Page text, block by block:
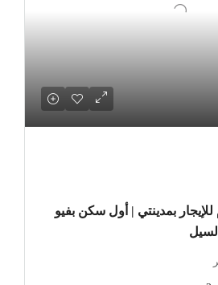
مفروشة 140م للإيجار بمدينتي | أول سكن بفيو